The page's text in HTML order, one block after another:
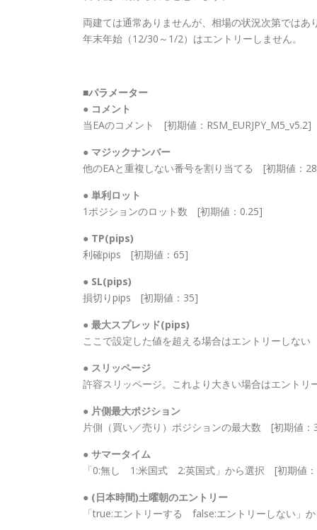
両建ては通常ありませんが、相場の状況次第ではあ
年末年始（12/30～1/2）はエントリーしません。
■パラメーター
● コメント
当EAのコメント [初期値：RSM_EURJPY_M5_v5.2]
● マジックナンバー
他のEAと重複しない番号を割り当てる [初期値：
● 単利ロット
1ポジションのロット数 [初期値：0.25]
● TP(pips)
利確pips [初期値：65]
● SL(pips)
損切りpips [初期値：35]
● 最大スプレッド(pips)
ここで設定した値を超える場合はエントリーしな
● スリッページ
許容スリッページ。これより大きい場合はエント
● 片側最大ポジション
片側（買い／売り）ポジションの最大数 [初期値：
● サマータイム
「0:無し 1:米国式 2:英国式」から選択 [初期値
● (日本時間)土曜朝のエントリー
「true:エントリーする false:エントリーしない」